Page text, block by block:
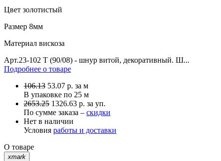
Цвет золотистый
Размер 8мм
Материал вискоза
Арт.23-102 T (90/08) - шнур витой, декоративный. Ш...
Подробнее о товаре
106.13 53.07 р. за м
В упаковке по 25 м
2653.25 1326.63 р. за уп.
По сумме заказа – скидки
Нет в наличии
Условия работы и доставки
О товаре
xmark